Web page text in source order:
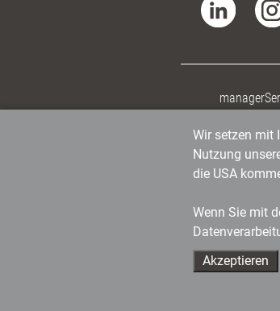
Wir setzen mit
Nutzung
die USA
Wenn Sie mit
Akzeptieren